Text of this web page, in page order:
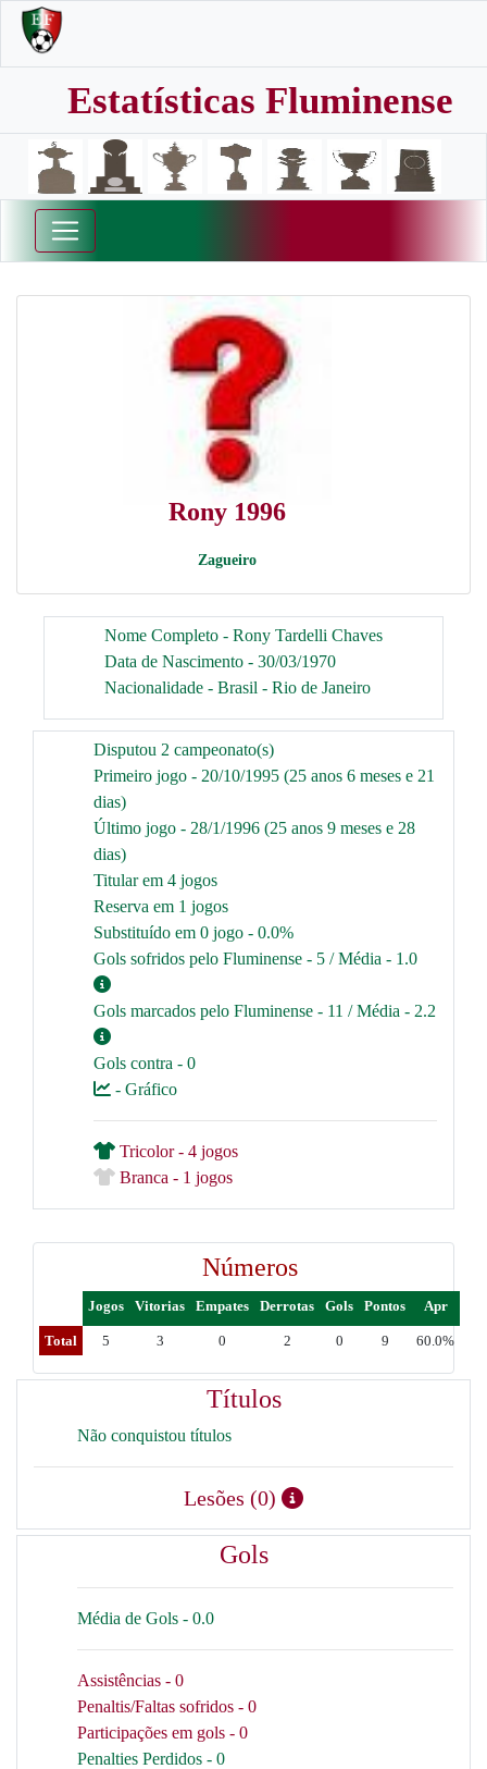
Estatísticas Fluminense
Rony 1996
Zagueiro
Nome Completo - Rony Tardelli Chaves
Data de Nascimento - 30/03/1970
Nacionalidade - Brasil - Rio de Janeiro
Disputou 2 campeonato(s)
Primeiro jogo - 20/10/1995 (25 anos 6 meses e 21
dias)
Último jogo - 28/1/1996 (25 anos 9 meses e 28
dias)
Titular em 4 jogos
Reserva em 1 jogos
Substituído em 0 jogo - 0.0%
Gols sofridos pelo Fluminense - 5 / Média - 1.0
Gols marcados pelo Fluminense - 11 / Média - 2.2
Gols contra - 0
- Gráfico
Tricolor - 4 jogos
Branca - 1 jogos
Números
Jogos Vitorias Empates Derrotas Gols Pontos Apr
Total 5 3 0 2 0 9 60.0%
Títulos
Não conquistou títulos
Lesões (0)
Gols
Média de Gols - 0.0
Assistências - 0
Penaltis/Faltas sofridos - 0
Participações em gols - 0
Penalties Perdidos - 0